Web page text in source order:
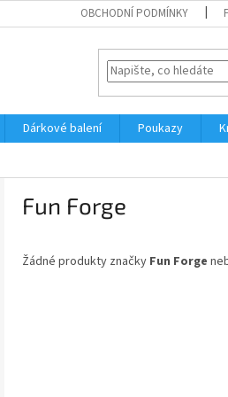
OBCHODNÍ PODMÍNKY
Dárkové balení Poukazy
Fun Forge
Žádné produkty značky Fun Forge